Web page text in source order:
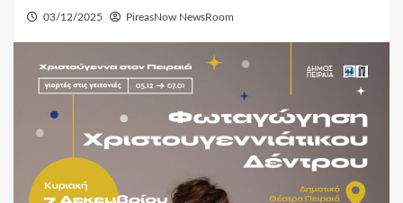
03/12/2025 PireasNow NewsRoom